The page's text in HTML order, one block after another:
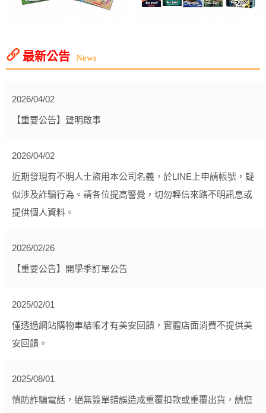
最新公告 News
2026/04/02
【重要公告】聲明啟事
2026/04/02
近期發現有不明人士盜用本公司名義，於LINE上申請帳號，疑
似涉及詐騙行為。請各位提高警覺，切勿輕信來路不明訊息或
提供個人資料。
2026/02/26
【重要公告】開學季訂單公告
2025/02/01
僅透過網站購物車結帳才有美安回饋，實體店面消費不提供美
安回饋。
2025/08/01
慎防詐騙電話，絕無簽單錯誤造成重覆扣款或重覆出貨，請您